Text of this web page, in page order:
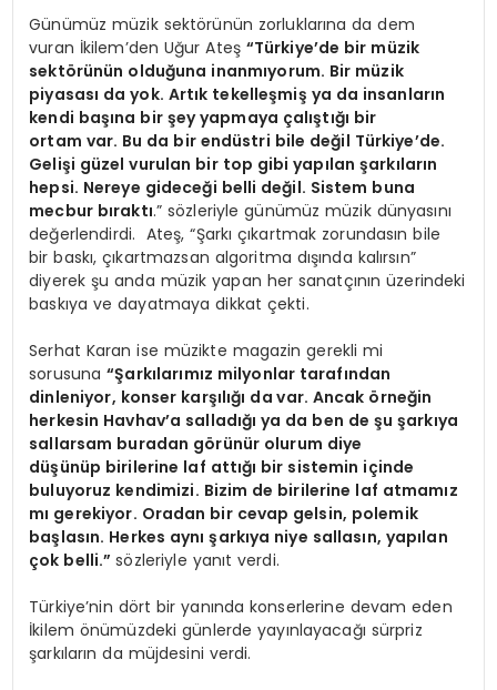
Günümüz müzik sektörünün zorluklarına da dem
vuran İkilem’den Uğur Ateş “Türkiye’de bir müzik
sektörünün olduğuna inanmıyorum. Bir müzik
piyasası da yok. Artık tekelleşmiş ya da insanların
kendi başına bir şey yapmaya çalıştığı bir
ortam var. Bu da bir endüstri bile değil Türkiye’de.
Gelişi güzel vurulan bir top gibi yapılan şarkıların
hepsi. Nereye gideceği belli değil. Sistem buna
mecbur bıraktı.” sözleriyle günümüz müzik dünyasını
değerlendirdi. Ateş, “Şarkı çıkartmak zorundasın bile
bir baskı, çıkartmazsan algoritma dışında kalırsın”
diyerek şu anda müzik yapan her sanatçının üzerindeki
baskıya ve dayatmaya dikkat çekti.
Serhat Karan ise müzikte magazin gerekli mi
sorusuna“Şarkılarımız milyonlar tarafından
dinleniyor, konser karşılığı da var. Ancak örneğin
herkesin Havhav’a salladığı ya da ben de şu şarkıya
sallarsam buradan görünür olurum diye
düşünüp birilerine laf attığı bir sistemin içinde
buluyoruz kendimizi. Bizim de birilerine laf atmamız
mı gerekiyor. Oradan bir cevap gelsin, polemik
başlasın. Herkes aynı şarkıya niye sallasın, yapılan
çok belli.”sözleriyle yanıt verdi.
Türkiye’nin dört bir yanında konserlerine devam eden
İkilem önümüzdeki günlerde yayınlayacağı sürpriz
şarkıların da müjdesini verdi.